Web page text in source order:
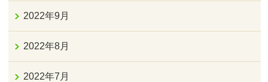
2022年9月
2022年8月
2022年7月